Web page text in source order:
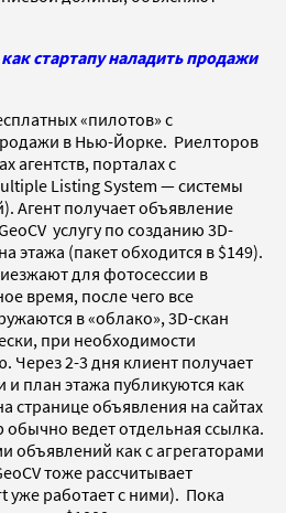
стартапу наладить продажи
«пилотов» с
в Нью-Йорке. Риелторов
агентств, порталах с
Listing System — системы
Агент получает объявление
услугу по созданию 3D-
этажа (пакет обходится в $149).
для фотосессии в
время, после чего все
в «облако», 3D-скан
при необходимости
Через 2-3 дня клиент получает
план этажа публикуются как
странице объявления на сайтах
обычно ведет отдельная ссылка.
как с агрегаторами
тоже рассчитывает
уже работает с ними). Пока